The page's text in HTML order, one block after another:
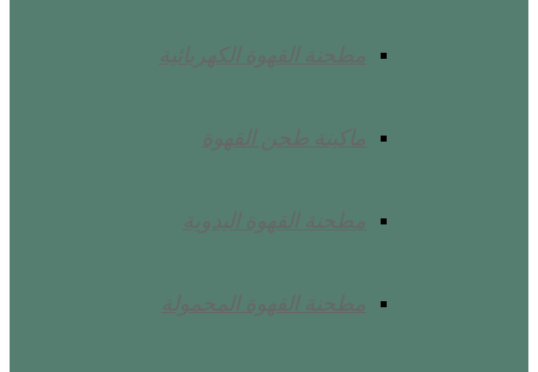
مطحنة القهوة الكهربائية
ماكينة طحن القهوة
مطحنة القهوة اليدوية
مطحنة القهوة المحمولة